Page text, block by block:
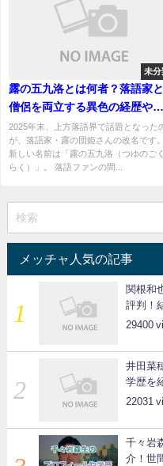
未分
露の五九洛とは何者？落語家と
僧侶を両立する異色の経歴や改
名理由を徹底解説！
2025年末、上方落語界で話題となった
が、落語家・露の団姫さんの改名です。
新しい名前は「露の五九洛（つゆのごく
らく）」。 落語ファンの間...
メッチャ人気の記事
関根和
評判！
29400
井田菜
学歴を
22031
千々岩
介！世